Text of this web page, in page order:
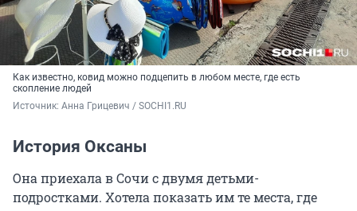
Как известно, ковид можно подцепить в любом месте, где есть
скопление людей
Источник: Анна Грицевич / SOCHI1.RU
История Оксаны
Она приехала в Сочи с двумя детьми-
подростками. Хотела показать им те места, где